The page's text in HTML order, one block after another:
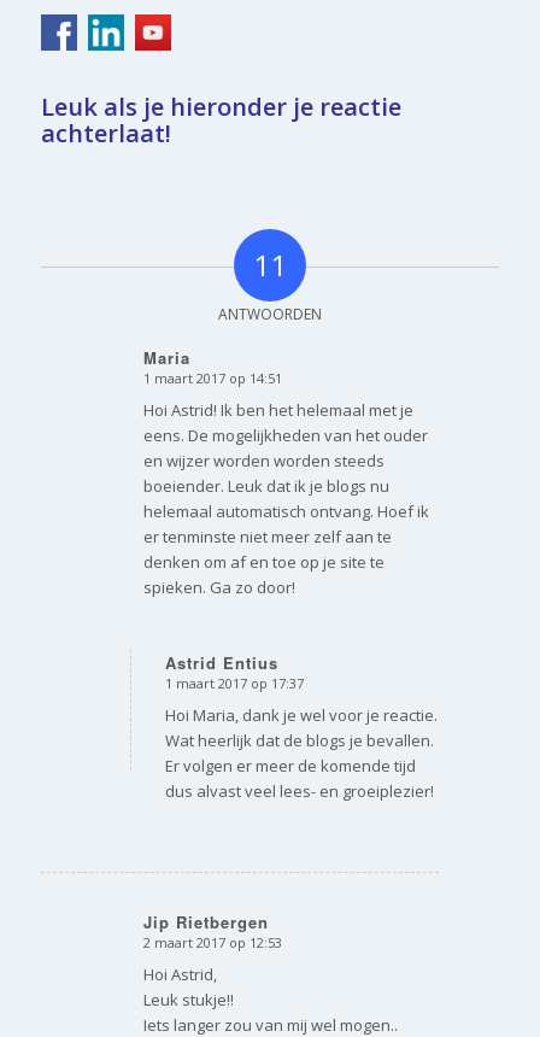
Leuk als je hieronder je reactie
achterlaat!
11
ANTWOORDEN
Maria
zegt:
1 maart 2017 op 14:51
Hoi Astrid! Ik ben het helemaal met je
eens. De mogelijkheden van het ouder
en wijzer worden worden steeds
boeiender. Leuk dat ik je blogs nu
helemaal automatisch ontvang. Hoef ik
er tenminste niet meer zelf aan te
denken om af en toe op je site te
spieken. Ga zo door!
Astrid Entius
zegt:
1 maart 2017 op 17:37
Hoi Maria, dank je wel voor je reactie.
Wat heerlijk dat de blogs je bevallen.
Er volgen er meer de komende tijd
dus alvast veel lees- en groeiplezier!
Jip Rietbergen
zegt:
2 maart 2017 op 12:53
Hoi Astrid,
Leuk stukje!!
Iets langer zou van mij wel mogen..